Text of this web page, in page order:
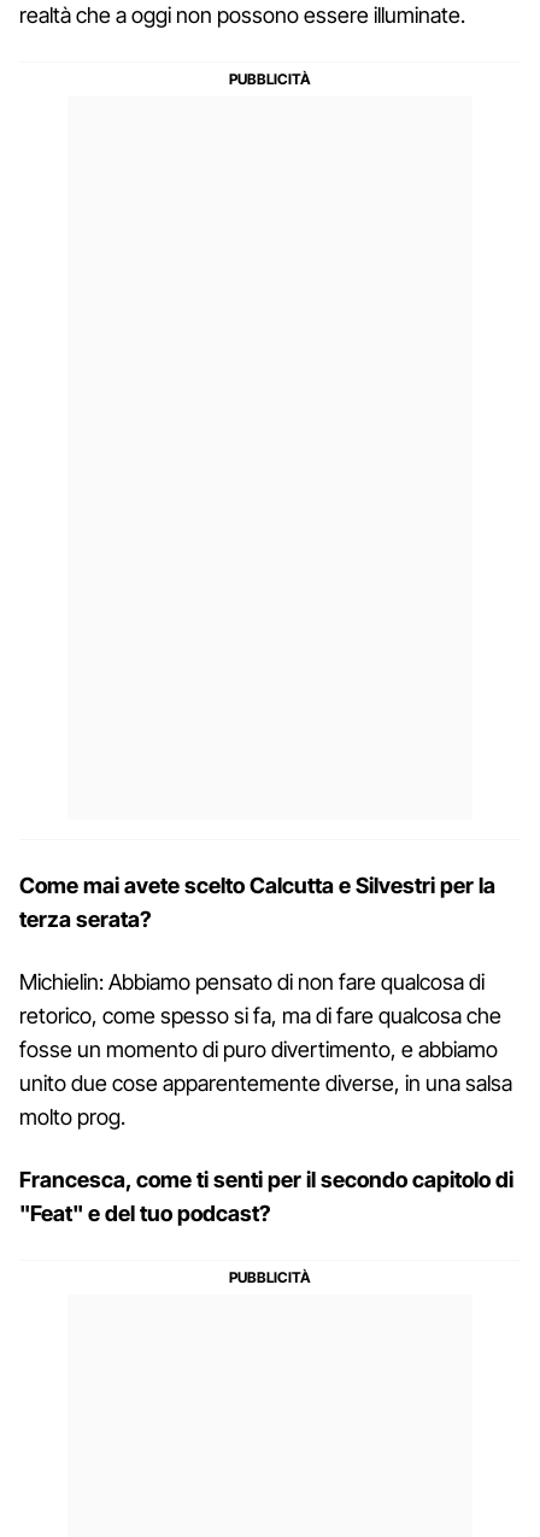
realtà che a oggi non possono essere illuminate.
Come mai avete scelto Calcutta e Silvestri per la
terza serata?
Michielin: Abbiamo pensato di non fare qualcosa di
retorico, come spesso si fa, ma di fare qualcosa che
fosse un momento di puro divertimento, e abbiamo
unito due cose apparentemente diverse, in una salsa
molto prog.
Francesca, come ti senti per il secondo capitolo di
"Feat" e del tuo podcast?